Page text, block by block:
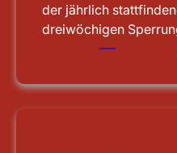
der jährlich
dreiwöchigen